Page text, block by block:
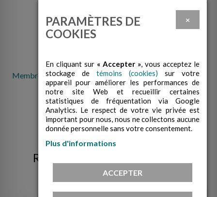
Membre de la Fédération des centres d'action bénévole du
Québec
RECEVEZ NOS INFOLETTRES!
M’INSCRIRE À L’INFOLETTRE
×
PARAMÈTRES DE
COOKIES
En cliquant sur « Accepter », vous acceptez le
stockage de témoins (cookies) sur votre
appareil pour améliorer les performances de
notre site Web et recueillir certaines
statistiques de fréquentation via Google
Analytics. Le respect de votre vie privée est
important pour nous, nous ne collectons aucune
donnée personnelle sans votre consentement.
Plus d'informations
ACCEPTER